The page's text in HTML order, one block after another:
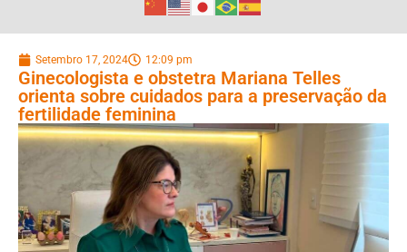
Setembro 17, 2024 12:09 pm
Ginecologista e obstetra Mariana Telles
orienta sobre cuidados para a preservação da
fertilidade feminina